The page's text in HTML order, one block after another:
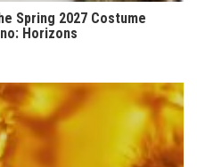
Spring 2027 Costume
Horizons